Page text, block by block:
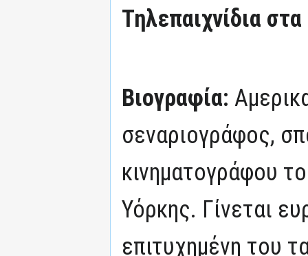
Τηλεπαιχνίδια
Βιογραφία:
σεναριογράφος,
κινηματογράφου
Υόρκης. Γίνεται
επιτυχημένη του